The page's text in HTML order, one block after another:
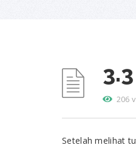
206
Setelah melihat